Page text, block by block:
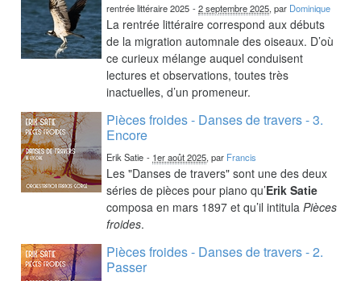
rentrée littéraire 2025 -2 septembre 2025, par Dominique
La rentrée littéraire correspond aux débuts
de la migration automnale des oiseaux. D’où
ce curieux mélange auquel conduisent
lectures et observations, toutes très
inactuelles, d’un promeneur.
Pièces froides - Danses de travers - 3.
Encore
Erik Satie - 1er août 2025, par Francis
Les "Danses de travers" sont une des deux
séries de pièces pour piano qu’Erik Satie
composa en mars 1897 et qu’il intitulaPièces
froides.
Pièces froides - Danses de travers - 2.
Passer